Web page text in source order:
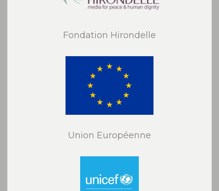
Fondation Hirondelle
Union Européenne